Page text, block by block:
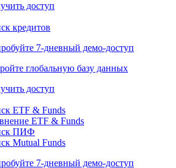
7-дневный
глобальную базу данных
доступ
кредитов
7-дневный
глобальную базу данных
доступ
ETF & Funds